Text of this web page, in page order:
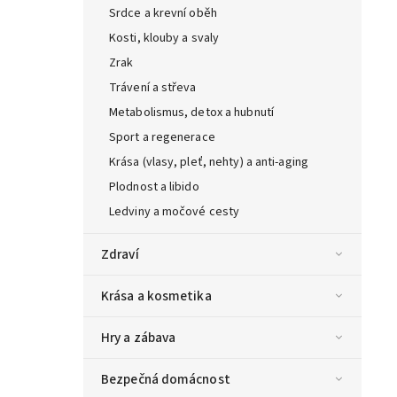
Srdce a krevní oběh
Kosti, klouby a svaly
Zrak
Trávení a střeva
Metabolismus, detox a hubnutí
Sport a regenerace
Krása (vlasy, pleť, nehty) a anti-aging
Plodnost a libido
Ledviny a močové cesty
Zdraví
Krása a kosmetika
Hry a zábava
Bezpečná domácnost